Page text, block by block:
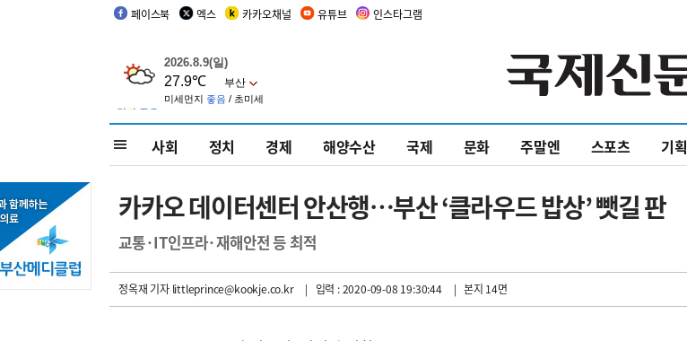
페이스북 엑스 카카오채널 유튜브 인스타그램
사회 정치 경제 해양수산 국제 문화 주말엔 스포츠 기획
카카오 데이터센터 안산행…부산 ‘클라우드 밥상’ 뺏길 판
교통·IT인프라·재해안전 등 최적
정옥재 기자littleprince@kookje.co.kr | 입력 : 2020-09-08 19:30:44 | 본지 14면